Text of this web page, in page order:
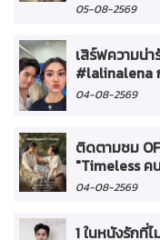
05-08-2569
เสิร์ฟความน่
#lalinalena
04-08-2569
ติดตามชม
"Timeless ค
04-08-2569
1 ในหนังรักที่